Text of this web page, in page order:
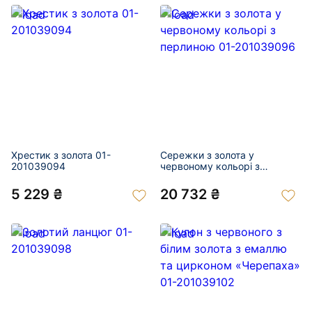
Хрестик з золота 01-
201039094
5 229 ₴
Сережки з золота у
червоному кольорі з
20 732 ₴